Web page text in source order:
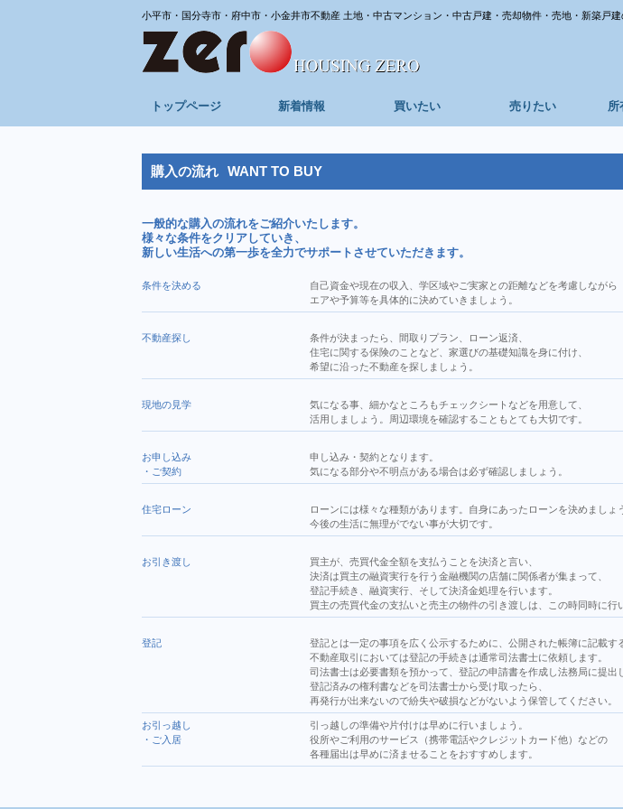
小平市・国分寺市・府中市・小金井市不動産 土地・中古マンション・中古戸建・売却物件・売地・新築戸
購入の流れ WANT TO BUY
一般的な購入の流れをご紹介いたします。
様々な条件をクリアしていき、
新しい生活への第一歩を全力でサポートさせていただきます。
条件を決める
自己資金や現在の収入、学区域やご実家との距離などを考慮しながら
エアや予算等を具体的に決めていきましょう。
不動産探し
条件が決まったら、間取りプラン、ローン返済、
住宅に関する保険のことなど、家選びの基礎知識を身に付け、
希望に沿った不動産を探しましょう。
現地の見学
気になる事、細かなところもチェックシートなどを用意して、
活用しましょう。周辺環境を確認することもとても大切です。
お申し込み
・ ご契約
申し込み・契約となります。
気になる部分や不明点がある場合は必ず確認しましょう。
住宅ローン
ローンには様々な種類があります。自身にあったローンを決めましょ
今後の生活に無理がでない事が大切です。
お引き渡し
買主が、売買代金全額を支払うことを決済と言い、
決済は買主の融資実行を行う金融機関の店舗に関係者が集まって、
登記手続き、融資実行、そして決済金処理を行います。
買主の売買代金の支払いと売主の物件の引き渡しは、この時同時に行
登記
登記とは一定の事項を広く公示するために、公開された帳簿に記載す
不動産取引においては登記の手続きは通常司法書士に依頼します。
司法書士は必要書類を預かって、登記の申請書を作成し法務局に提出
登記済みの権利書などを司法書士から受け取ったら、
再発行が出来ないので紛失や破損などがないよう保管してください。
お引っ越し
・ ご入居
引っ越しの準備や片付けは早めに行いましょう。
役所やご利用のサービス（携帯電話やクレジットカード他）などの
各種届出は早めに済ませることをおすすめします。
トップページ 新着情報 買いたい 売りたい 所